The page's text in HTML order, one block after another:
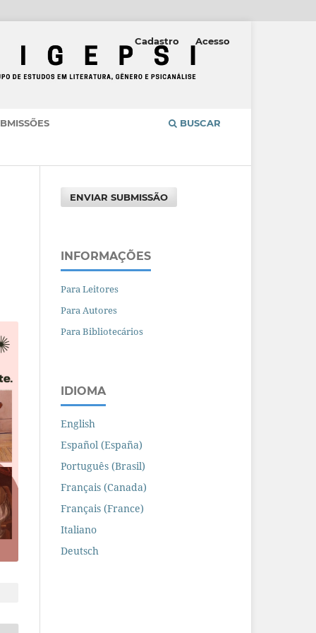
BUSCAR
Cadastro Acesso
ENVIAR SUBMISSÃO
INFORMAÇÕES
Para Leitores
Para Autores
Para Bibliotecários
IDIOMA
English
Español (España)
Português (Brasil)
Français (Canada)
Français (France)
Italiano
Deutsch